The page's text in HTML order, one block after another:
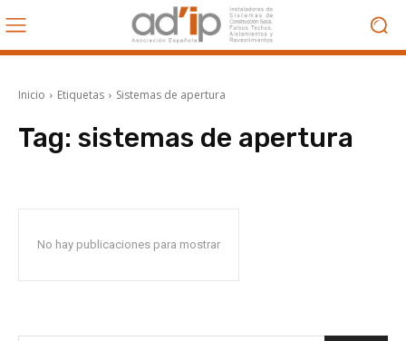
Inicio Etiquetas Sistemas de apertura
Tag: sistemas de apertura
No hay publicaciones para mostrar